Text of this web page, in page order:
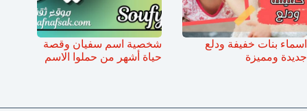
اسماء بنات خفيفة ودلع
جديدة ومميزة
شخصية اسم سفيان وقصة
حياة أشهر من حملوا الاسم